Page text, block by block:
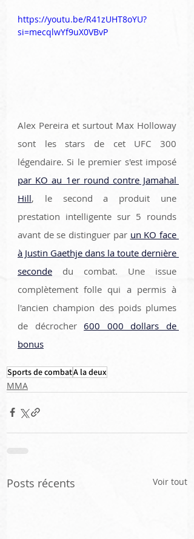
https://youtu.be/R41zUHT8oYU?
si=mecqlwYf9uX0VBvP
Alex Pereira et surtout Max Holloway
sont les stars de cet UFC 300
par KO au 1er round contre Jamahal
Hill, le second a produit une
prestation intelligente sur 5 rounds
avant de se distinguer par un KO face
à Justin Gaethje dans la toute dernière
seconde du combat. Une issue
complètement folle qui a permis à
l'ancien champion des poids plumes
de décrocher 600 000 dollars de
bonus
Sports de combatA la deux
MMA
Posts récents Voir tout